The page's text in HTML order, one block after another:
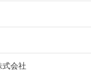
式会社